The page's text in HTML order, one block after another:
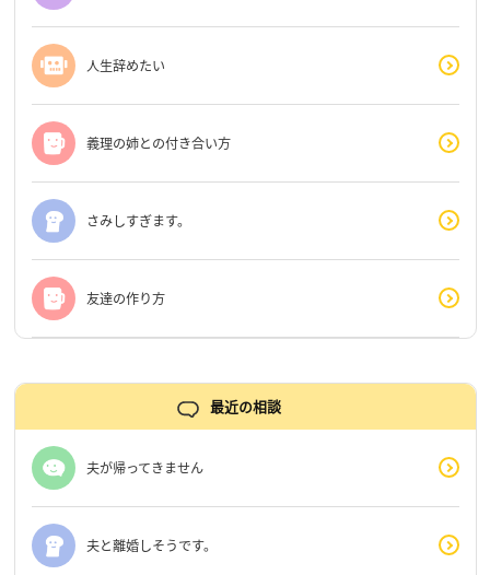
人生辞めたい
義理の姉との付き合い方
さみしすぎます。
友達の作り方
最近の相談
夫が帰ってきません
夫と離婚しそうです。